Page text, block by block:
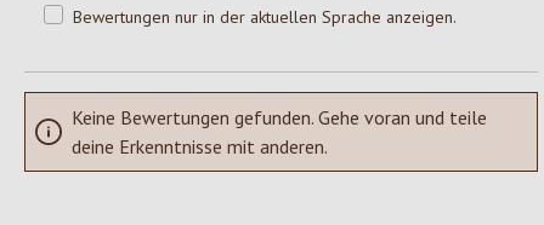
Bewertungen nur in der aktuellen Sprache anzeigen.
Keine Bewertungen gefunden. Gehe voran und teile
deine Erkenntnisse mit anderen.